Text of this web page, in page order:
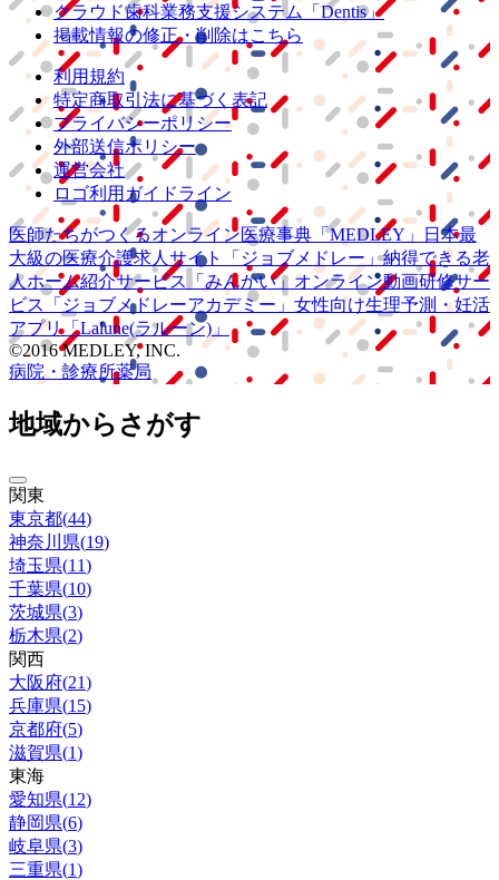
クラウド歯科業務支援システム
「Dentis」
掲載情報の修正・削除はこちら
利用規約
特定商取引法に基づく表記
プライバシーポリシー
外部送信ポリシー
運営会社
ロゴ利用ガイドライン
医師たちがつくるオンライン医療事典 「MEDLEY」
日本最
大級の医療介護求人サイト 「ジョブメドレー」納得できる老
人ホーム紹介サービス
「みんかい」 オンライン動画研修サー
ビス
「ジョブメドレーアカデミー」 女性向け生理予測・妊活
アプリ「Lalune(ラルーン)」
©2016 MEDLEY, INC.
病院・診療所薬局
地域からさがす
関東
東京都(44)
神奈川県(19)
埼玉県(11)
千葉県(10)
茨城県(3)
栃木県(2)
関西
大阪府(21)
兵庫県(15)
京都府(5)
滋賀県(1)
東海
愛知県(12)
静岡県(6)
岐阜県(3)
三重県(1)